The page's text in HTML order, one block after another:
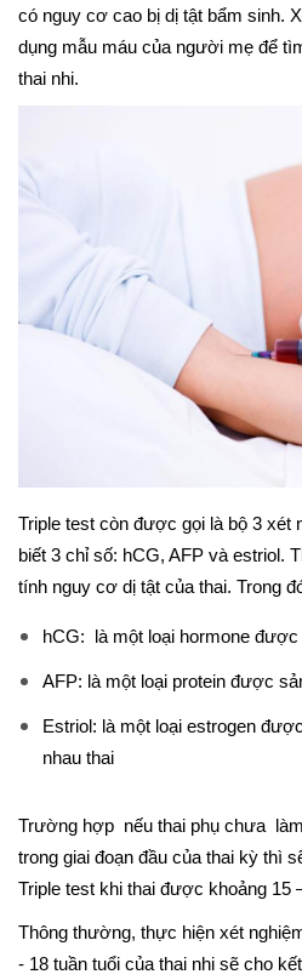
có nguy cơ cao bị dị tật bẩm sinh.
dụng mẫu máu của người mẹ để
thai nhi.
Triple test còn được gọi là bộ 3 xét
biết 3 chỉ số: hCG, AFP và estriol.
tính nguy cơ dị tật của thai. Trong
hCG: là một loại hormone được
AFP: là một loại protein được
Estriol: là một loại estrogen
nhau thai
Trường hợp nếu thai phụ chưa
trong giai đoạn đầu của thai kỳ thì
Triple test khi thai được khoảng 15
Thông thường, thực hiện xét
- 18 tuần tuổi của thai nhi sẽ cho